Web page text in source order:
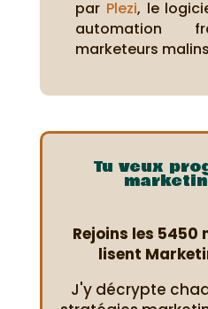
par Plezi, le
automation
marketeurs
Tu veux
Rejoins les
lisent
J'y décrypte